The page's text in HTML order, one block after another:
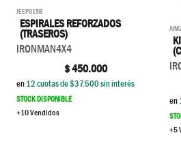
JEEP015B
ESPIRALES REFORZADOS
(TRASEROS)
IRONMAN4X4
$450.000
en12cuotas de $37.500sin interés
STOCK DISPONIBLE
+10 Vendidos
en
+5